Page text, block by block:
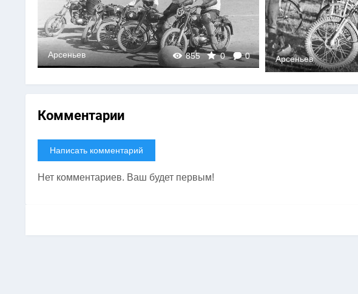
855 0 0
Арсеньев Арсеньев
Комментарии
Написать комментарий
Нет комментариев. Ваш будет первым!